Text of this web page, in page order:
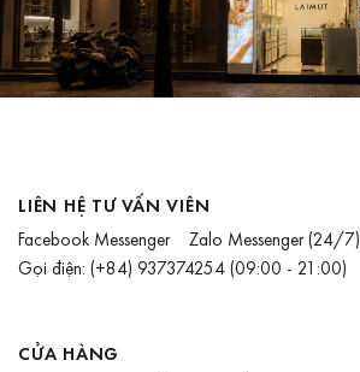
LIÊN HỆ TƯ VẤN VIÊN
Facebook Messenger Zalo Messenger(24/7)
Gọi điện: (+84) 937374254(09:00 - 21:00)
CỬA HÀNG